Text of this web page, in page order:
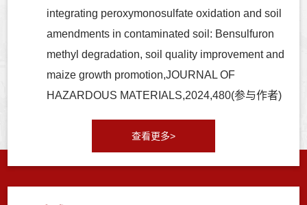
integrating peroxymonosulfate oxidation and soil
amendments in contaminated soil: Bensulfuron
methyl degradation, soil quality improvement and
maize growth promotion,JOURNAL OF
HAZARDOUS MATERIALS,2024,480(参与作者)
查看更多>